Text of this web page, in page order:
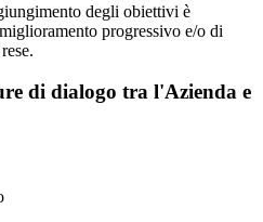
degli obiettivi è
progressivo e/o di
di dialogo tra l'Azienda e